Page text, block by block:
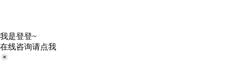
我是登登~
在线咨询请点我